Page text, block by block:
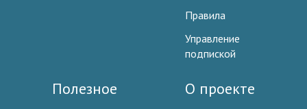
Правила
Управление
подпиской
Полезное О проекте